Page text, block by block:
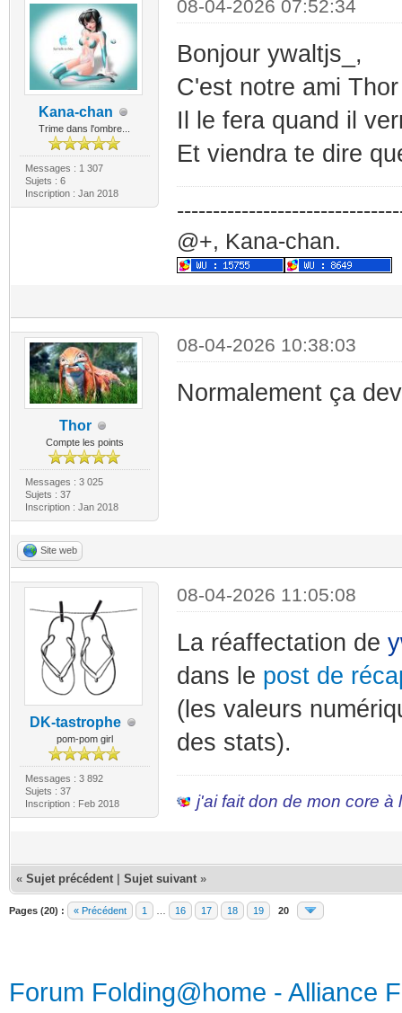
Kana-chan
Trime dans l'ombre...
Messages : 1 307
Sujets : 6
Inscription : Jan 2018
08-04-2026 07:52:34
Bonjour ywaltjs_,
C'est notre ami
Il le fera quand il
Et viendra te dire
@+, Kana-chan.
Thor
Compte les points
Messages : 3 025
Sujets : 37
Inscription : Jan 2018
08-04-2026 10:38:03
Normalement ça
Site web
DK-tastrophe
pom-pom girl
Messages : 3 892
Sujets : 37
Inscription : Feb 2018
08-04-2026 11:05:08
La réaffectation de
dans le post de
(les valeurs
des stats).
j'ai fait don de mon core à
« Sujet précédent Sujet suivant »
Pages (20) : « Précédent 1 16 17 18 19 20
Forum Folding@home - Alliance